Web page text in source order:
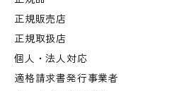
正規販売店
正規取扱店
個人・法人対応
適格請求書発行事業者